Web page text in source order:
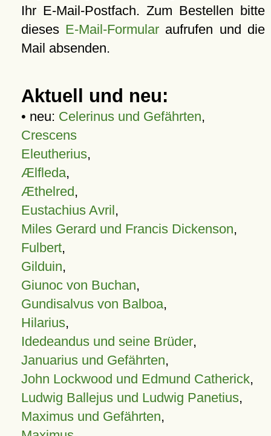
Ihr E-Mail-Postfach. Zum Bestellen bitte
dieses E-Mail-Formular aufrufen und die
Mail absenden.
Aktuell und neu:
• neu: Celerinus und Gefährten,
Crescens
Eleutherius,
Ælfleda,
Æthelred,
Eustachius Avril,
Miles Gerard und Francis Dickenson,
Fulbert,
Gilduin,
Giunoc von Buchan,
Gundisalvus von Balboa,
Hilarius,
Idedeandus und seine Brüder,
Januarius und Gefährten,
John Lockwood und Edmund Catherick,
Ludwig Ballejus und Ludwig Panetius,
Maximus und Gefährten,